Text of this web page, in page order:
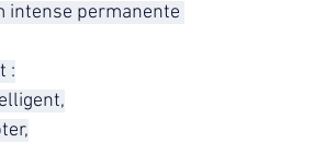
intense permanente
: